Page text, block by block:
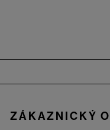
ZÁKAZNICKÝ